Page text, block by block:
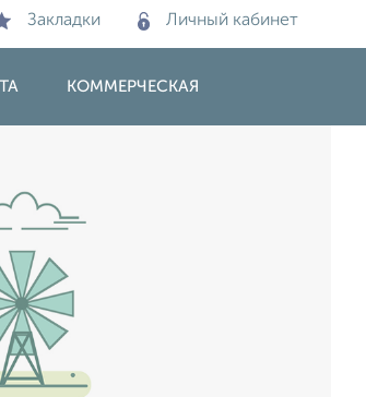
Закладки Личный кабинет
КОММЕРЧЕСКАЯ